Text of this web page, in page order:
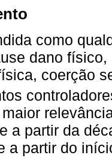
como
dano
coerção
a partir da
a partir do